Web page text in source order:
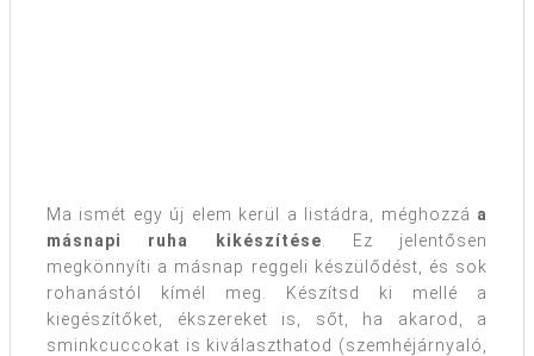
Ma ismét egy új elem kerül a listádra, méghozzá a
másnapi ruha kikészítése . Ez jelentősen
megkönnyíti a másnap reggeli készülődést, és sok
rohanástól kímél meg. Készítsd ki mellé a
kiegészítőket, ékszereket is, sőt, ha akarod, a
sminkcuccokat is kiválaszthatod (szemhéjárnyaló,